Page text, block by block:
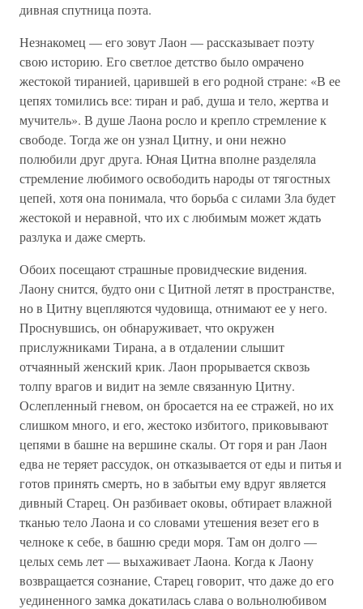
дивная спутница поэта.
Незнакомец — его зовут Лаон — рассказывает поэту
свою историю. Его светлое детство было омрачено
жестокой тиранией, царившей в его родной стране: «В ее
цепях томились все: тиран и раб, душа и тело, жертва и
мучитель». В душе Лаона росло и крепло стремление к
свободе. Тогда же он узнал Цитну, и они нежно
полюбили друг друга. Юная Цитна вполне разделяла
стремление любимого освободить народы от тягостных
цепей, хотя она понимала, что борьба с силами Зла будет
жестокой и неравной, что их с любимым может ждать
разлука и даже смерть.
Обоих посещают страшные провидческие видения.
Лаону снится, будто они с Цитной летят в пространстве,
но в Цитну вцепляются чудовища, отнимают ее у него.
Проснувшись, он обнаруживает, что окружен
прислужниками Тирана, а в отдалении слышит
отчаянный женский крик. Лаон прорывается сквозь
толпу врагов и видит на земле связанную Цитну.
Ослепленный гневом, он бросается на ее стражей, но их
слишком много, и его, жестоко избитого, приковывают
цепями в башне на вершине скалы. От горя и ран Лаон
едва не теряет рассудок, он отказывается от еды и питья и
готов принять смерть, но в забытьи ему вдруг является
дивный Старец. Он разбивает оковы, обтирает влажной
тканью тело Лаона и со словами утешения везет его в
челноке к себе, в башню среди моря. Там он долго —
целых семь лет — выхаживает Лаона. Когда к Лаону
возвращается сознание, Старец говорит, что даже до его
уединенного замка докатилась слава о вольнолюбивом